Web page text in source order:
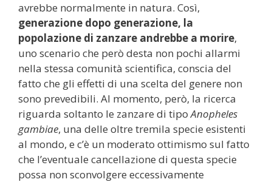
avrebbe normalmente in natura. Così,
generazione dopo generazione, la
popolazione di zanzare andrebbe a morire,
uno scenario che però desta non pochi allarmi
nella stessa comunità scientifica, conscia del
fatto che gli effetti di una scelta del genere non
sono prevedibili. Al momento, però, la ricerca
riguarda soltanto le zanzare di tipoAnopheles
gambiae, una delle oltre tremila specie esistenti
al mondo, e c’è un moderato ottimismo sul fatto
che l’eventuale cancellazione di questa specie
possa non sconvolgere eccessivamente